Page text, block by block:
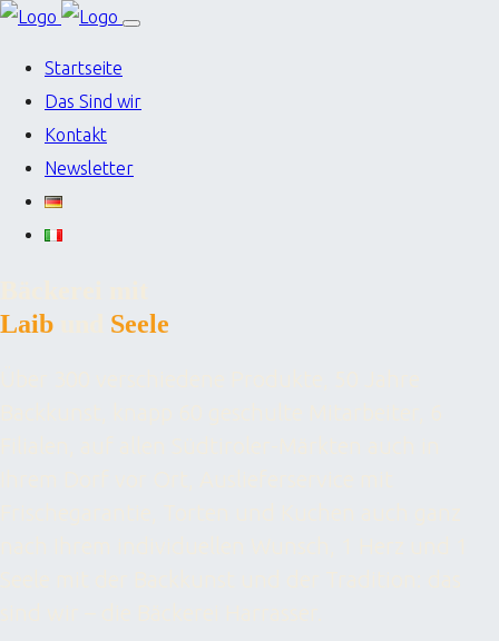
Startseite
Das Sind wir
Kontakt
Newsletter
Laib
Seele